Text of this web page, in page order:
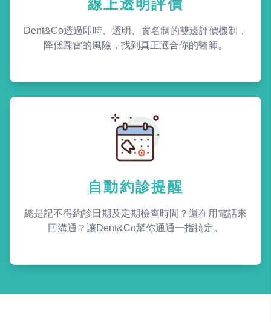
線上透明評價
Dent&Co透過即時、透明、實名制的雙邊評價機制，
降低踩雷的風險，找到真正適合你的醫師。
自動約診提醒
總是記不得約診日期及定期檢查時間？還在用電話來
回溝通？讓Dent&Co幫你通通一指搞定。